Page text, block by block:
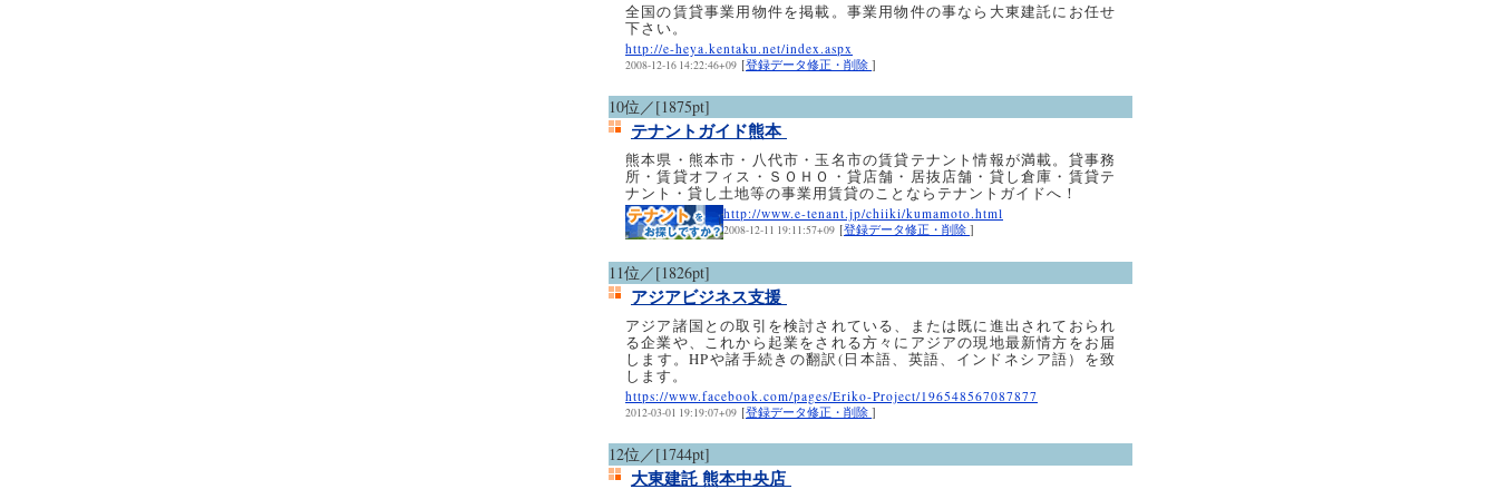
全国の賃貸事業用物件を掲載。事業用物件の事なら大東建託にお任せ
下さい。
http://e-heya.kentaku.net/index.aspx
2008-12-16 14:22:46+09 [登録データ修正・削除 ]
10位／[1875pt]
テナントガイド熊本
熊本県・熊本市・八代市・玉名市の賃貸テナント情報が満載。貸事務
所・賃貸オフィス・ＳＯＨＯ・貸店舗・居抜店舗・貸し倉庫・賃貸テ
ナント・貸し土地等の事業用賃貸のことならテナントガイドへ！
http://www.e-tenant.jp/chiiki/kumamoto.html
2008-12-11 19:11:57+09 [登録データ修正・削除 ]
11位／[1826pt]
アジアビジネス支援
アジア諸国との取引を検討されている、または既に進出されておられ
る企業や、これから起業をされる方々にアジアの現地最新情方をお届
します。HPや諸手続きの翻訳(日本語、英語、インドネシア語）を致
します。
https://www.facebook.com/pages/Eriko-Project/196548567087877
2012-03-01 19:19:07+09 [登録データ修正・削除 ]
12位／[1744pt]
大東建託 熊本中央店